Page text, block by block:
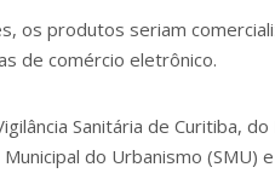
os produtos seriam
de comércio eletrônico.
Sanitária de Curitiba,
do Urbanismo (SMU)